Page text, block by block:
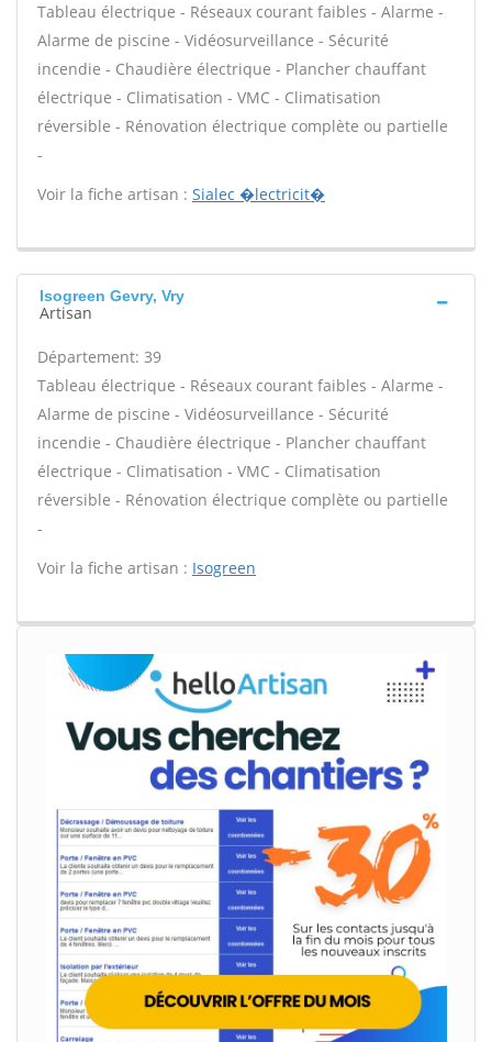
Tableau électrique - Réseaux courant faibles - Alarme -
Alarme de piscine - Vidéosurveillance - Sécurité
incendie - Chaudière électrique - Plancher chauffant
électrique - Climatisation - VMC - Climatisation
réversible - Rénovation électrique complète ou partielle
-
Voir la fiche artisan : Sialec �lectricit�
Isogreen Gevry, Vry
Artisan
Département: 39
Tableau électrique - Réseaux courant faibles - Alarme -
Alarme de piscine - Vidéosurveillance - Sécurité
incendie - Chaudière électrique - Plancher chauffant
électrique - Climatisation - VMC - Climatisation
réversible - Rénovation électrique complète ou partielle
-
Voir la fiche artisan : Isogreen